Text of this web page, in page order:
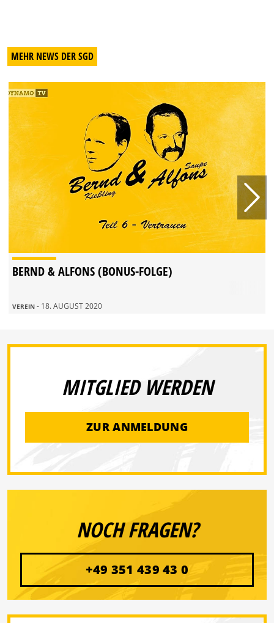
MEHR NEWS DER SGD
BERND & ALFONS (BONUS-FOLGE)
VEREIN - 18. AUGUST 2020
MITGLIED WERDEN
ZUR ANMELDUNG
NOCH FRAGEN?
+49 351 439 43 0